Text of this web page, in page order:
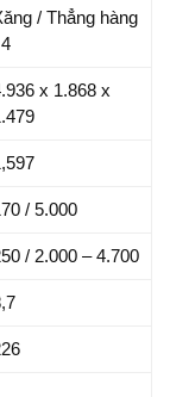
/ Thẳng hàng
x 1.868 x
/ 5.000
/ 2.000 – 4.700